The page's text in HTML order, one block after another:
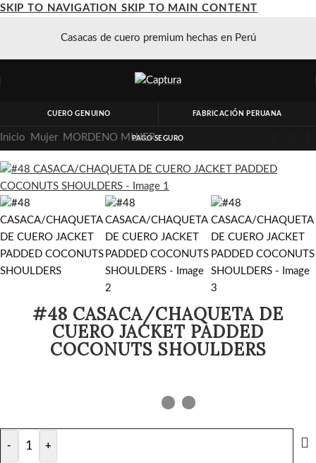
SKIP TO NAVIGATION SKIP TO MAIN CONTENT
Casacas de cuero premium hechas en Perú
CUERO GENUINO FABRICACIÓN PERUANA
PAGO SEGURO
Inicio Mujer/ MORDENO MUJER
#48 CASACA/CHAQUETA DE
CUERO JACKET PADDED
COCONUTS SHOULDERS
- +